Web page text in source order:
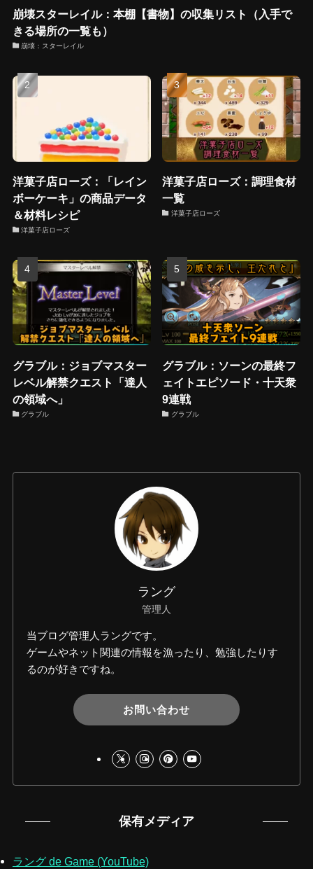
崩壊スターレイル：本棚【書物】の収集リスト（入手で
きる場所の一覧も）
崩壊：スターレイル
洋菓子店ローズ：「レイン
ボーケーキ」の商品データ
＆材料レシピ
洋菓子店ローズ
洋菓子店ローズ：調理食材
一覧
洋菓子店ローズ
グラブル：ジョブマスター
レベル解禁クエスト「達人
の領域へ」
グラブル
グラブル：ソーンの最終フ
ェイトエピソード・十天衆
9連戦
グラブル
ラング
管理人
当ブログ管理人ラングです。
ゲームやネット関連の情報を漁ったり、勉強したりす
るのが好きですね。
お問い合わせ
保有メディア
ラング de Game (YouTube)